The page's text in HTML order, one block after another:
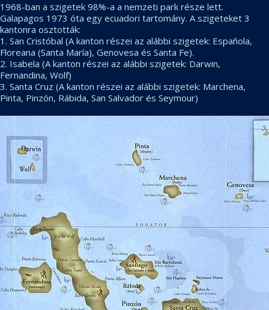
1968-ban a szigetek 98%-a a nemzeti park része lett.
Galapagos 1973 óta egy ecuadori tartomány. A szigeteket 3
kantonra osztották:
1. San Cristóbal (A kanton részei az alábbi szigetek: Española,
Floreana (Santa María), Genovesa és Santa Fe).
2. Isabela (A kanton részei az alábbi szigetek: Darwin,
Fernandina, Wolf)
3. Santa Cruz (A kanton részei az alábbi szigetek: Marchena,
Pinta, Pinzón, Rábida, San Salvador és Seymour)